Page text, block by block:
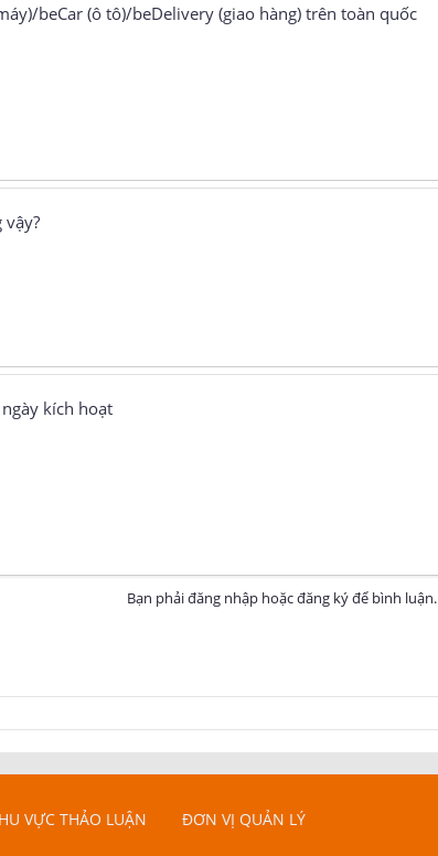
beCar (ô tô)/beDelivery (giao hàng) trên toàn quốc
kích hoạt
Bạn phải đăng nhập hoặc đăng ký để bình luận.
VỰC THẢO LUẬN ĐƠN VỊ QUẢN LÝ